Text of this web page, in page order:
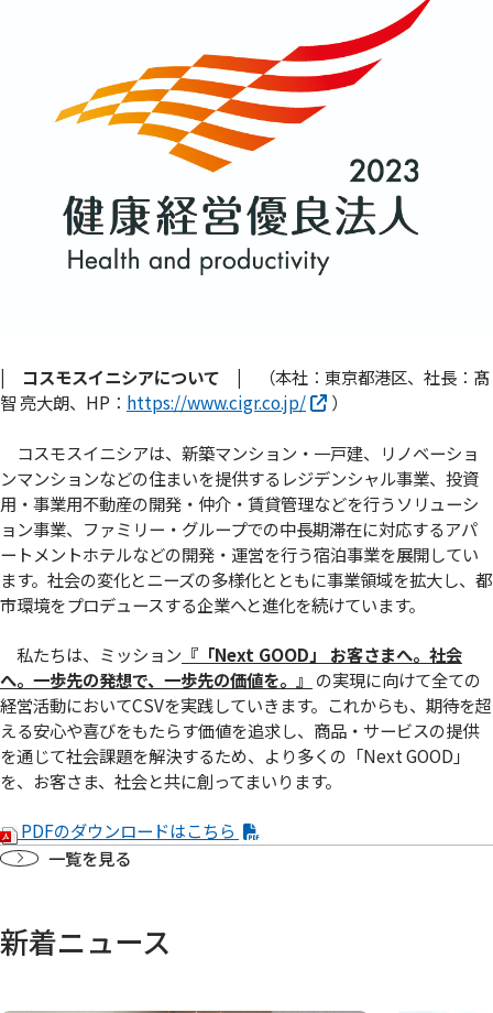
| コスモスイニシアについて | （本社：東京都港区、社長：髙
智 亮大朗、HP： https://www.cigr.co.jp/ ）
コスモスイニシアは、新築マンション・一戸建、リノベーショ
ンマンションなどの住まいを提供するレジデンシャル事業、投資
用・事業用不動産の開発・仲介・賃貸管理などを行うソリューシ
ョン事業、ファミリー・グループでの中長期滞在に対応するアパ
ートメントホテルなどの開発・運営を行う宿泊事業を展開してい
ます。社会の変化とニーズの多様化とともに事業領域を拡大し、都
市環境をプロデュースする企業へと進化を続けています。
私たちは、ミッション 『「Next GOOD」 お客さまへ。社会
へ。⼀歩先の発想で、⼀歩先の価値を。』 の実現に向けて全ての
経営活動においてCSVを実践していきます。これからも、期待を超
える安心や喜びをもたらす価値を追求し、商品・サービスの提供
を通じて社会課題を解決するため、より多くの「Next GOOD」
を、お客さま、社会と共に創ってまいります。
PDFのダウンロードはこちら
一覧を見る
新着ニュース